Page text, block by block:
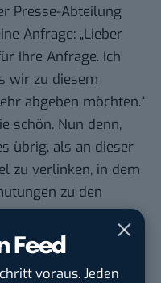
Feed
voraus. Jeden
Presse-Abteilung
Anfrage: „Lieber
Ihre Anfrage. Ich
wir zu diesem
abgeben möchten.“
schön. Nun denn,
übrig, als an dieser
zu verlinken, in dem
zu den
werden.